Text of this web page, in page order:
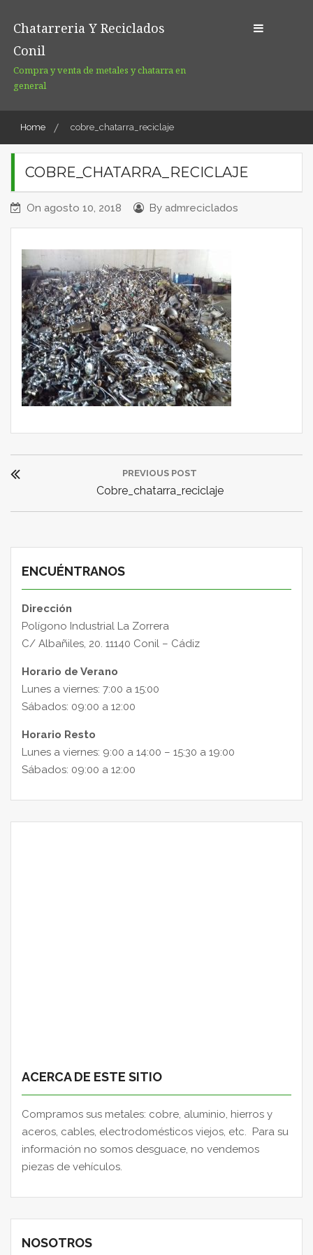
Chatarreria Y Reciclados
Conil
Compra y venta de metales y chatarra en
general
Home cobre_chatarra_reciclaje
COBRE_CHATARRA_RECICLAJE
On agosto 10, 2018 By admreciclados
de
PREVIOUS POST
Previous
Post:
Cobre_chatarra_reciclaje
ENCUÉNTRANOS
Dirección
Polígono Industrial La Zorrera
C/ Albañiles, 20. 11140 Conil – Cádiz
Horario de Verano
Lunes a viernes: 7:00 a 15:00
Sábados: 09:00 a 12:00
Horario Resto
Lunes a viernes: 9:00 a 14:00 – 15:30 a 19:00
Sábados: 09:00 a 12:00
ACERCA DE ESTE SITIO
Compramos sus metales: cobre, aluminio, hierros y
aceros, cables, electrodomésticos viejos, etc. Para su
información no somos desguace, no vendemos
piezas de vehículos.
NOSOTROS